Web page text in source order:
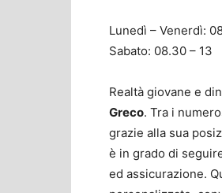
Lunedì – Venerdì:
Sabato: 08.30 – 13
Realtà giovane e
Greco. Tra i
grazie alla sua
è in grado di
ed assicurazione.